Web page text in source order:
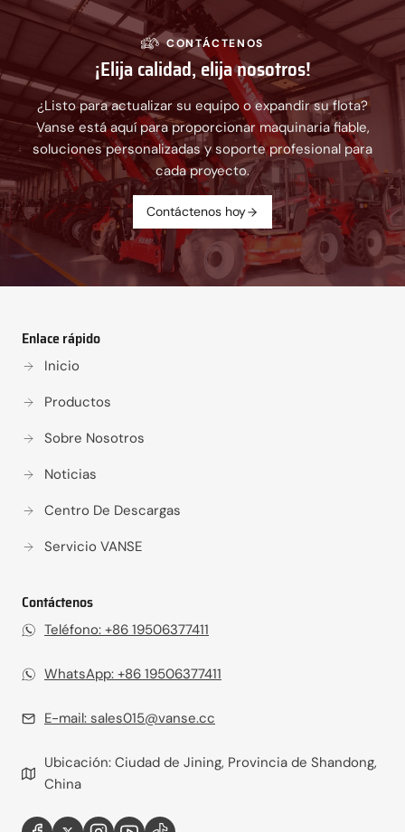
CONTÁCTENOS
¡Elija calidad, elija nosotros!
¿Listo para actualizar su equipo o expandir su flota?
Vanse está aquí para proporcionar maquinaria fiable,
soluciones personalizadas y soporte profesional para
cada proyecto.
Contáctenos hoy
Enlace rápido
Inicio
Productos
Sobre Nosotros
Noticias
Centro De Descargas
Servicio VANSE
Contáctenos
Teléfono: +86 19506377411‬
WhatsApp: +86 19506377411
E-mail: sales015@vanse.cc
Ubicación: Ciudad de Jining, Provincia de Shandong,
China